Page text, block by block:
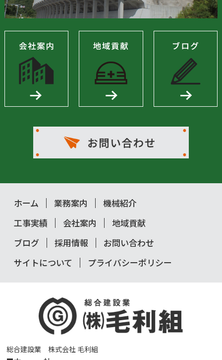
総合建設業 株式会社 毛利組
ホーム 業務案内
機械紹介
工事実績
会社案内
地域貢献
ブログ
採用情報
お問い合わせ
サイトについて
プライバシーポリシー